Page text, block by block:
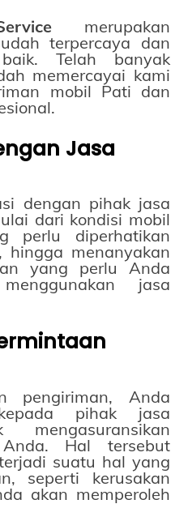
merupakan
terpercaya dan
Telah banyak
memercayai kami
mobil Pati dan
Jasa
dengan pihak jasa
dari kondisi mobil
perlu diperhatikan
menanyakan
yang perlu Anda
jasa
pengiriman, Anda
pihak jasa
Hal tersebut
suatu hal yang
seperti kerusakan
akan memperoleh